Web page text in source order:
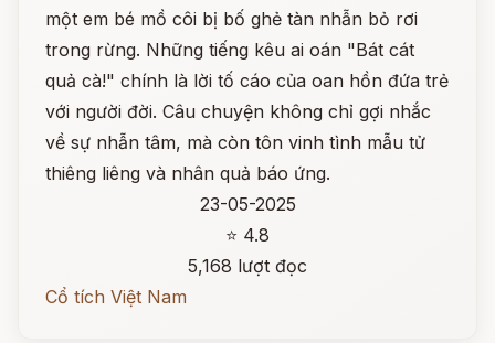
một em bé mồ côi bị bố ghẻ tàn nhẫn bỏ rơi
trong rừng. Những tiếng kêu ai oán "Bát cát
quả cà!" chính là lời tố cáo của oan hồn đứa trẻ
với người đời. Câu chuyện không chỉ gợi nhắc
về sự nhẫn tâm, mà còn tôn vinh tình mẫu tử
thiêng liêng và nhân quả báo ứng.
23-05-2025
⭐ 4.8
5,168 lượt đọc
Cổ tích Việt Nam